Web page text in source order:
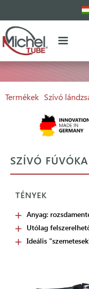
Termékek Szívó
SZÍVÓ
TÉNYEK
Anyag:
Utólag
Ideális